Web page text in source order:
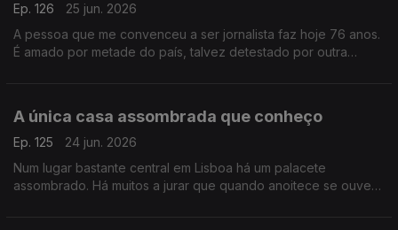
Ep. 126
25 jun. 2026
A pessoa que me convenceu a ser jornalista faz hoje 76 anos.
É amado por metade do país, talvez detestado por outra
A única casa assombrada que conheço
Ep. 125
24 jun. 2026
Num lugar bastante central em Lisboa há um palacete
assombrado. Há muitos a jurar que quando anoitece se ouvem